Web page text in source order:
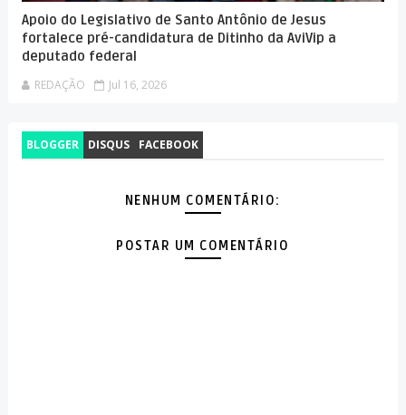
Apoio do Legislativo de Santo Antônio de Jesus
fortalece pré-candidatura de Ditinho da AviVip a
deputado federal
REDAÇÃO Jul 16, 2026
BLOGGER DISQUS FACEBOOK
NENHUM COMENTÁRIO:
POSTAR UM COMENTÁRIO